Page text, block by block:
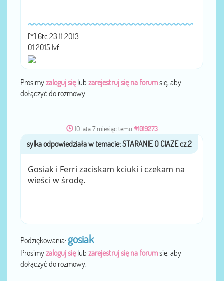
[*] 6tc 23.11.2013
01.2015 Ivf
Prosimyzaloguj sięlub zarejestruj się na forumsię, aby
dołączyć do rozmowy.
10 lata 7 miesiąc temu #1019273
przezsylka
Gosiak i Ferri zaciskam kciuki i czekam na
wieści w środę.
Podziękowania: gosiak
Prosimyzaloguj sięlub zarejestruj się na forumsię, aby
dołączyć do rozmowy.